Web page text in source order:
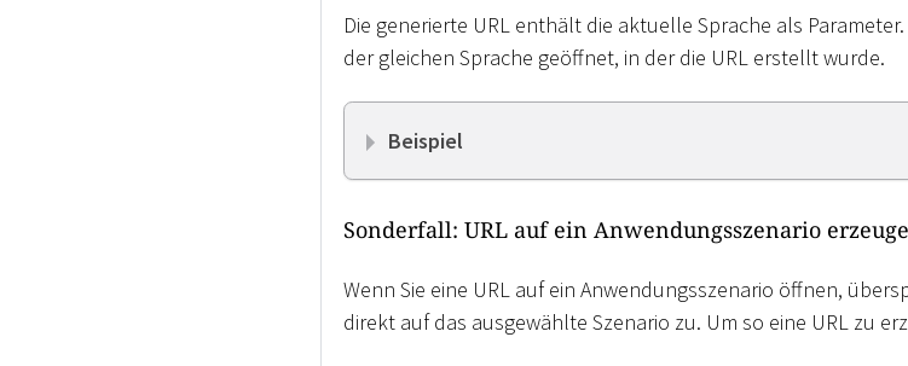
Die generierte URL enthält die aktuelle Sprache als
der gleichen Sprache geöffnet, in der die URL erstellt wurde.
Beispiel
Sonderfall: URL auf ein Anwendungsszenario
Wenn Sie eine URL auf ein Anwendungsszenario öffnen,
direkt auf das ausgewählte Szenario zu. Um so eine URL zu